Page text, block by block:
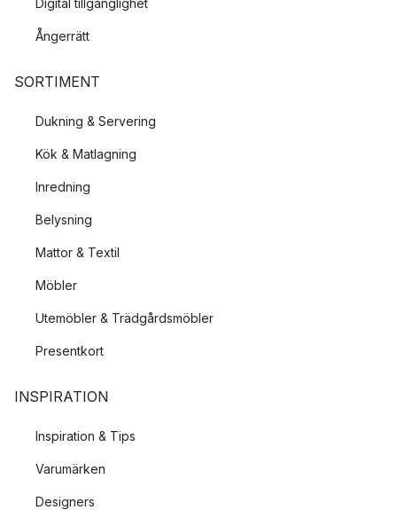
Ångerrätt
SORTIMENT
Dukning & Servering
Kök & Matlagning
Inredning
Belysning
Mattor & Textil
Möbler
Utemöbler & Trädgårdsmöbler
Presentkort
INSPIRATION
Inspiration & Tips
Varumärken
Designers